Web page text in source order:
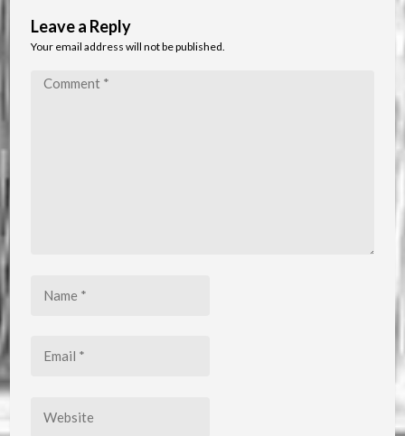
Leave a Reply
Your email address will not be published.
Comment